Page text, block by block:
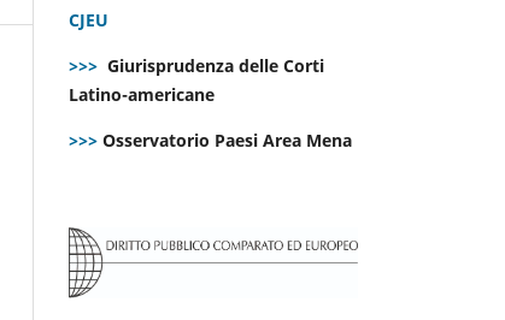
CJEU
>>> Giurisprudenza delle Corti
Latino-americane
>>> Osservatorio Paesi Area Mena